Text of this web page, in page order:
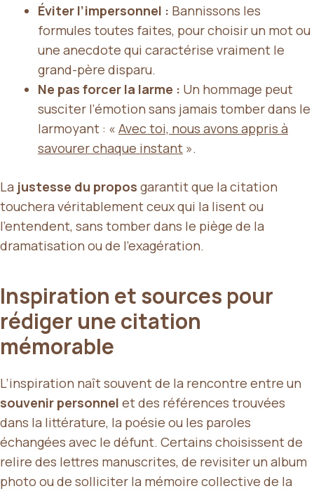
Éviter l’impersonnel : Bannissons les
formules toutes faites, pour choisir un mot ou
une anecdote qui caractérise vraiment le
grand-père disparu.
Ne pas forcer la larme : Un hommage peut
susciter l’émotion sans jamais tomber dans le
larmoyant : « Avec toi, nous avons appris à
savourer chaque instant ».
La justesse du propos garantit que la citation
touchera véritablement ceux qui la lisent ou
l’entendent, sans tomber dans le piège de la
dramatisation ou de l’exagération.
Inspiration et sources pour
rédiger une citation
mémorable
L’inspiration naît souvent de la rencontre entre un
souvenir personnel et des références trouvées
dans la littérature, la poésie ou les paroles
échangées avec le défunt. Certains choisissent de
relire des lettres manuscrites, de revisiter un album
photo ou de solliciter la mémoire collective de la